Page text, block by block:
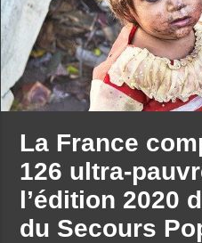
La France
126 ultra-
l’édition 2020
du Secours